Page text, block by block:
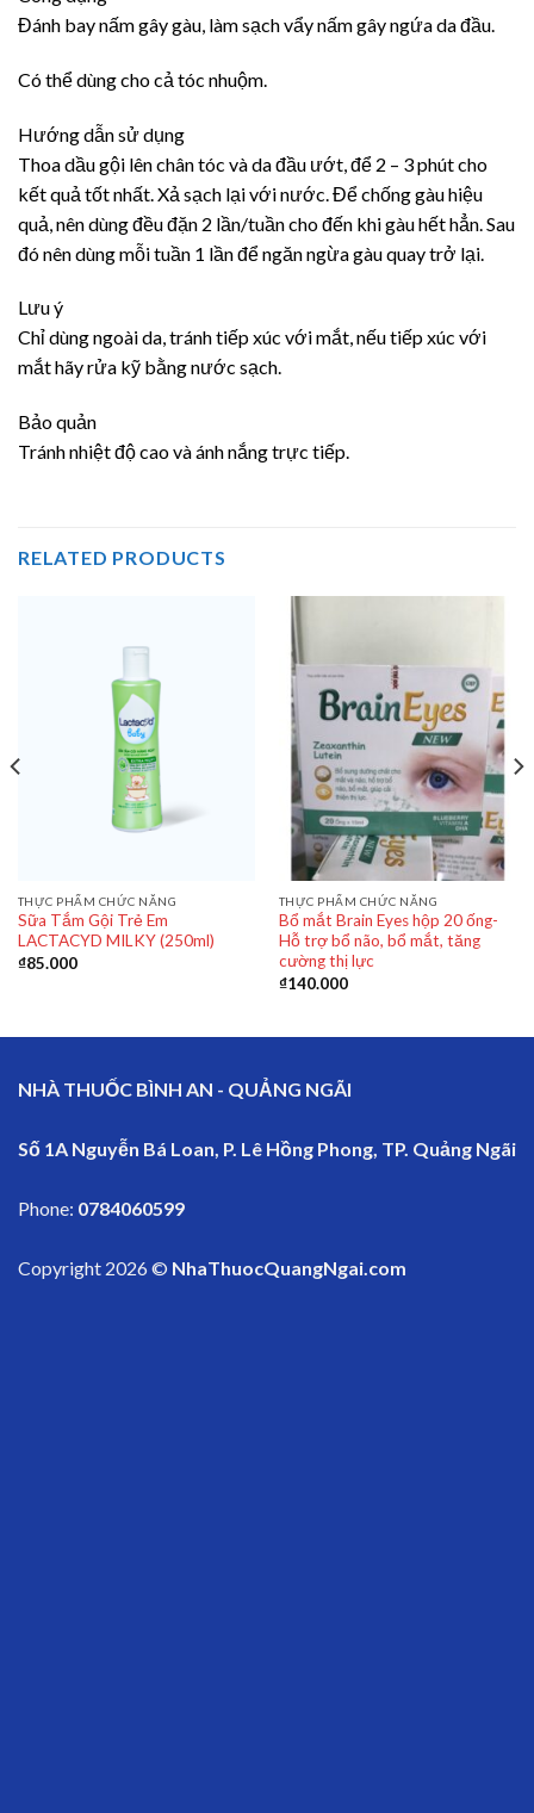
Đánh bay nấm gây gàu, làm sạch vẩy nấm gây ngứa da đầu.
Có thể dùng cho cả tóc nhuộm.
Hướng dẫn sử dụng
Thoa dầu gội lên chân tóc và da đầu ướt, để 2 – 3 phút cho
kết quả tốt nhất. Xả sạch lại với nước. Để chống gàu hiệu
quả, nên dùng đều đặn 2 lần/tuần cho đến khi gàu hết hẳn. Sau
đó nên dùng mỗi tuần 1 lần để ngăn ngừa gàu quay trở lại.
Lưu ý
Chỉ dùng ngoài da, tránh tiếp xúc với mắt, nếu tiếp xúc với
mắt hãy rửa kỹ bằng nước sạch.
Bảo quản
Tránh nhiệt độ cao và ánh nắng trực tiếp.
RELATED PRODUCTS
THỰC PHẨM CHỨC NĂNG
Sữa Tắm Gội Trẻ Em
LACTACYD MILKY (250ml)
₫85.000
THỰC PHẨM CHỨC NĂNG
Bổ mắt Brain Eyes hộp 20 ống-
Hỗ trợ bổ não, bổ mắt, tăng
cường thị lực
₫140.000
NHÀ THUỐC BÌNH AN - QUẢNG NGÃI
Số 1A Nguyễn Bá Loan, P. Lê Hồng Phong, TP. Quảng Ngãi
Phone: 0784060599
Copyright 2026 © NhaThuocQuangNgai.com